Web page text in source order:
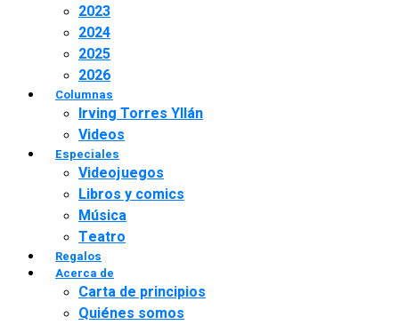
2023
2024
2025
2026
Columnas
Irving Torres Yllán
Videos
Especiales
Videojuegos
Libros y comics
Música
Teatro
Regalos
Acerca de
Carta de principios
Quiénes somos